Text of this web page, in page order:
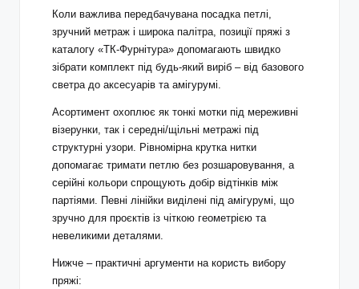
Коли важлива передбачувана посадка петлі,
зручний метраж і широка палітра, позиції пряжі з
каталогу «ТК-Фурнітура» допомагають швидко
зібрати комплект під будь-який виріб – від базового
светра до аксесуарів та амігурумі.
Асортимент охоплює як тонкі мотки під мереживні
візерунки, так і середні/щільні метражі під
структурні узори. Рівномірна крутка нитки
допомагає тримати петлю без розшаровування, а
серійні кольори спрощують добір відтінків між
партіями. Певні лінійки виділені під амігурумі, що
зручно для проєктів із чіткою геометрією та
невеликими деталями.
Нижче – практичні аргументи на користь вибору
пряжі: